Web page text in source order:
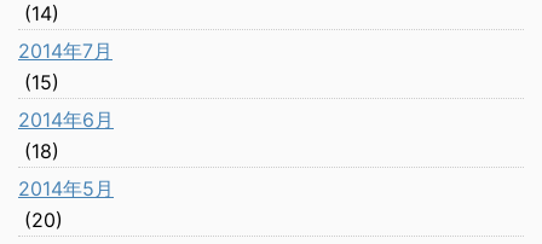
(14)
2014年7月
(15)
2014年6月
(18)
2014年5月
(20)